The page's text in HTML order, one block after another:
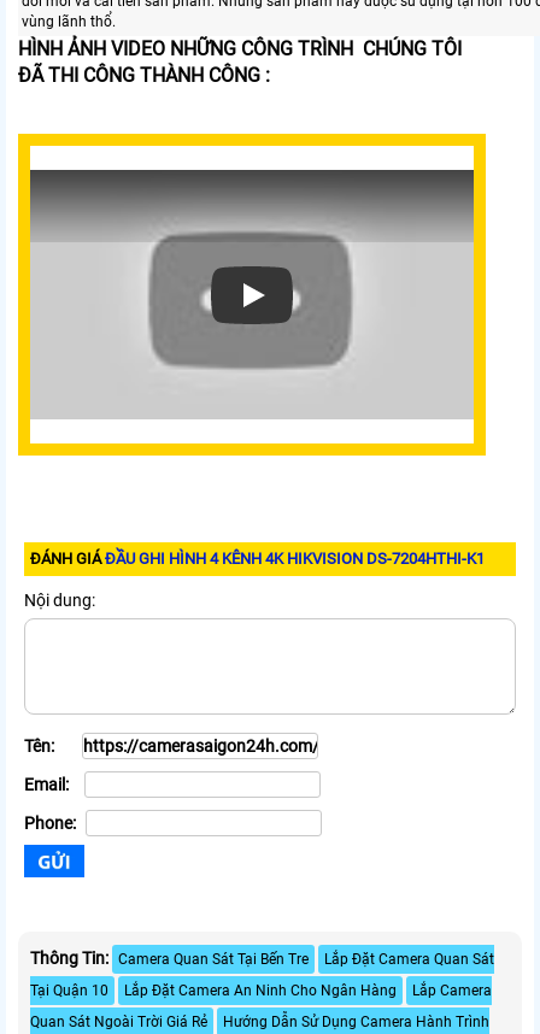
vùng lãnh thổ.
HÌNH ẢNH VIDEO NHỮNG CÔNG TRÌNH CHÚNG TÔI
ĐÃ THI CÔNG THÀNH CÔNG :
ĐÁNH GIÁĐẦU GHI HÌNH 4 KÊNH 4K HIKVISION DS-7204HTHI-K1
Nội dung:
Tên:
Email:
Phone:
Thông Tin: Camera Quan Sát Tại Bến Tre
Lắp Đặt Camera Quan Sát
Tại Quận 10
Lắp Đặt Camera An Ninh Cho Ngân Hàng
Lắp Camera
Quan Sát Ngoài Trời Giá Rẻ
Hướng Dẫn Sử Dụng Camera Hành Trình